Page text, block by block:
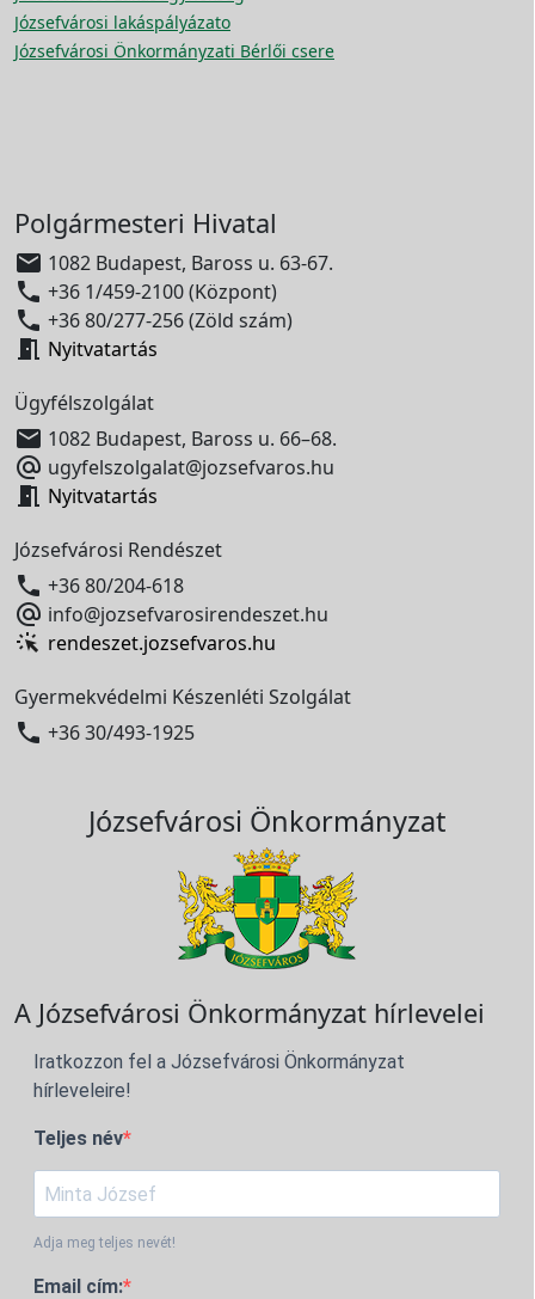
Józsefvárosi lakáspályázato
Józsefvárosi Önkormányzati Bérlői csere
Polgármesteri Hivatal
 1082 Budapest, Baross u. 63-67.
 +36 1/459-2100 (Központ)
 +36 80/277-256 (Zöld szám)
 Nyitvatartás
Ügyfélszolgálat
 1082 Budapest, Baross u. 66–68.
 ugyfelszolgalat@jozsefvaros.hu
 Nyitvatartás
Józsefvárosi Rendészet
 +36 80/204-618
 info@jozsefvarosirendeszet.hu
rendeszet.jozsefvaros.hu
Gyermekvédelmi Készenléti Szolgálat
 +36 30/493-1925
Józsefvárosi Önkormányzat
A Józsefvárosi Önkormányzat hírlevelei
Iratkozzon fel a Józsefvárosi Önkormányzat
hírleveleire!
Teljes név
Adja meg teljes nevét!
Email cím: